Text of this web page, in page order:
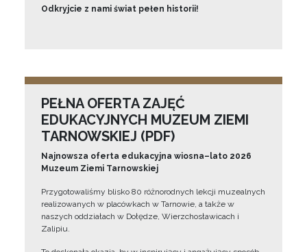
Odkryjcie z nami świat pełen historii!
PEŁNA OFERTA ZAJĘĆ
EDUKACYJNYCH MUZEUM ZIEMI
TARNOWSKIEJ (PDF)
Najnowsza oferta edukacyjna wiosna–lato 2026
Muzeum Ziemi Tarnowskiej
Przygotowaliśmy blisko 80 różnorodnych lekcji muzealnych
realizowanych w placówkach w Tarnowie, a także w
naszych oddziałach w Dołędze, Wierzchosławicach i
Zalipiu.